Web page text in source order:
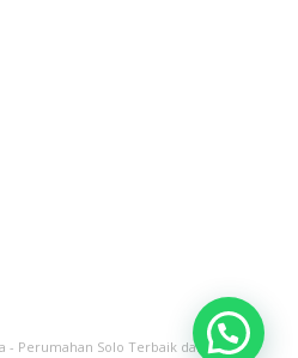
- Perumahan Solo Terbaik dan